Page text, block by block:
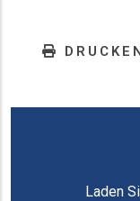
Laden